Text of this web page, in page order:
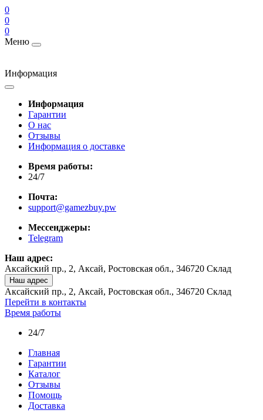
0
0
0
Меню
Информация
Информация
Гарантии
О нас
Отзывы
Информация о доставке
Время работы:
24/7
Почта:
support@gamezbuy.pw
Мессенджеры:
Telegram
Наш адрес:
Аксайский пр., 2, Аксай, Ростовская обл., 346720 Склад
Наш адрес
Аксайский пр., 2, Аксай, Ростовская обл., 346720 Склад
Перейти в контакты
Время работы
24/7
Главная
Гарантии
Каталог
Отзывы
Помощь
Доставка